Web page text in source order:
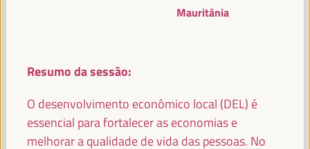
FRANCISCO REYES
Presidente - Fundo Andaluz de Municípios para a
Mauritânia
Resumo da sessão:
O desenvolvimento econômico local (DEL) é
essencial para fortalecer as economias e
melhorar a qualidade de vida das pessoas. No